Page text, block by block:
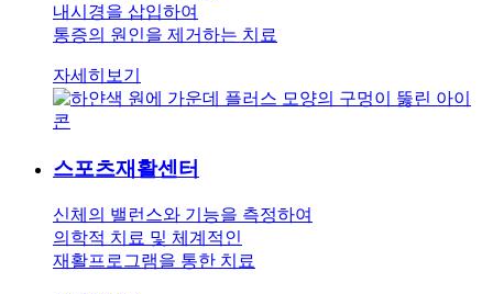
내시경을 삽입하여
통증의 원인을 제거하는 치료
자세히보기
스포츠재활센터
신체의 밸런스와 기능을 측정하여
의학적 치료 및 체계적인
재활프로그램을 통한 치료